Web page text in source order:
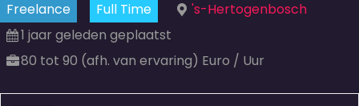
Freelance
Full Time
's-Hertogenbosch
1 jaar geleden geplaatst
80 tot 90 (afh. van ervaring) Euro / Uur